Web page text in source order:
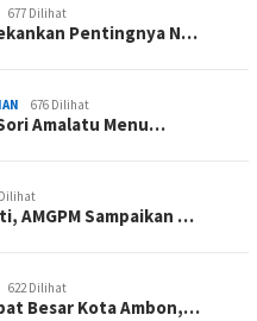
677 Dilihat
Pentingnya N…
676 Dilihat
Amalatu Menu…
AMGPM Sampaikan …
622 Dilihat
Besar Kota Ambon,…